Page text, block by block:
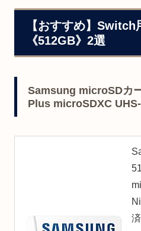
【おすすめ】Switch
《512GB》2選
Samsung microSDカ
Plus microSDXC